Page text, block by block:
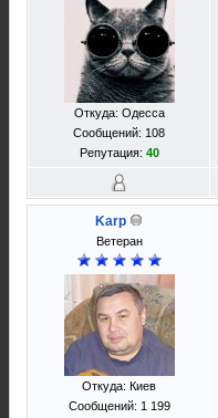
Откуда: Одесса
Сообщений: 108
Репутация: 40
Karp
Ветеран
Откуда: Киев
Сообщений: 1 199